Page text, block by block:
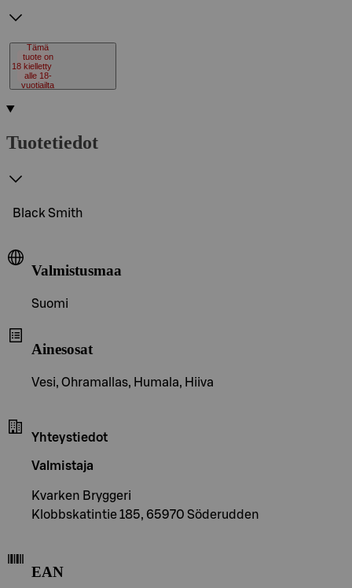
18
Tämä
tuote on
kielletty
alle 18-
vuotiailta
Tuotetiedot
Black Smith
Valmistusmaa
Suomi
Ainesosat
Vesi, Ohramallas, Humala, Hiiva
Yhteystiedot
Valmistaja
Kvarken Bryggeri
Klobbskatintie 185, 65970 Söderudden
EAN